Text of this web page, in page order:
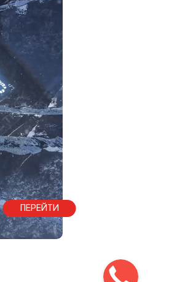
ПЕРЕЙТИ